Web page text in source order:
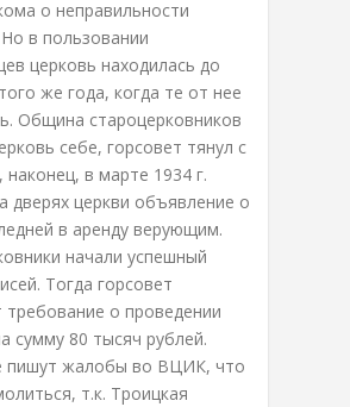
о неправильности
в пользовании
церковь находилась до
же года, когда те от нее
Община староцерковников
себе, горсовет тянул с
в марте 1934 г.
дверях церкви объявление о
в аренду верующим.
начали успешный
Тогда горсовет
требование о проведении
сумму 80 тысяч рублей.
пишут жалобы во ВЦИК, что
т.к. Троицкая